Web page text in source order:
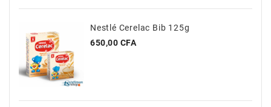
TV
Homme
Femme
Nestlé Cerelac Bib 125g
Prix
650,00 CFA